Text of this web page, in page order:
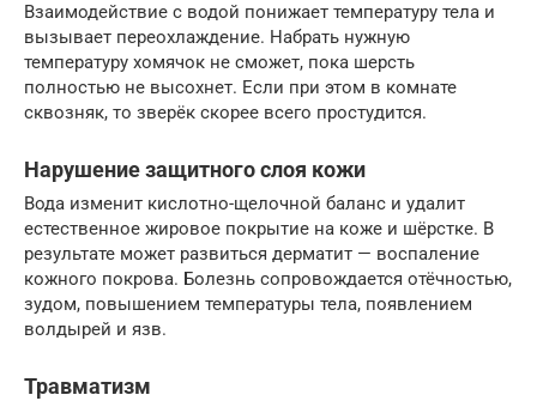
Взаимодействие с водой понижает температуру тела и
вызывает переохлаждение. Набрать нужную
температуру хомячок не сможет, пока шерсть
полностью не высохнет. Если при этом в комнате
сквозняк, то зверёк скорее всего простудится.
Нарушение защитного слоя кожи
Вода изменит кислотно-щелочной баланс и удалит
естественное жировое покрытие на коже и шёрстке. В
результате может развиться дерматит — воспаление
кожного покрова. Болезнь сопровождается отёчностью,
зудом, повышением температуры тела, появлением
волдырей и язв.
Травматизм